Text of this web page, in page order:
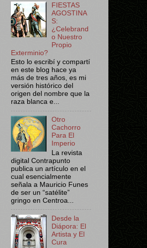
FIESTAS
AGOSTINA
S:
¿Celebrand
o Nuestro
Propio
Exterminio?
Esto lo escribí y compartí
en este blog hace ya
más de tres años, es mi
versión histórico del
origen del nombre que la
raza blanca e...
Otro
Cachorro
Para El
Imperio
La revista
digital Contrapunto
publica un artículo en el
cual esencialmente
señala a Mauricio Funes
de ser un “satélite”
gringo en Centroa...
Desde la
Diápora: El
Artista y El
Cura